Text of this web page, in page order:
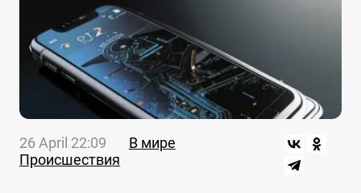
26 April 22:09
В мире
Происшествия